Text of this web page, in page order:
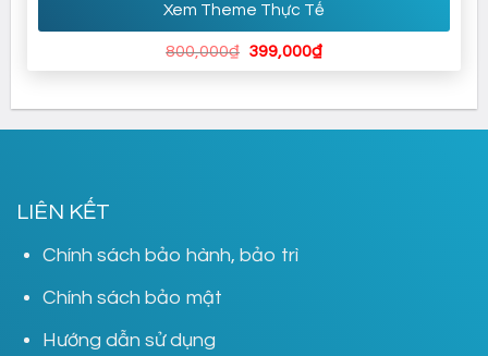
Xem Theme Thực Tế
800,000₫ Giá
399,000₫Giá
399,000₫.
LIÊN KẾT
Chính sách bảo hành, bảo trì
Chính sách bảo mật
Hướng dẫn sử dụng